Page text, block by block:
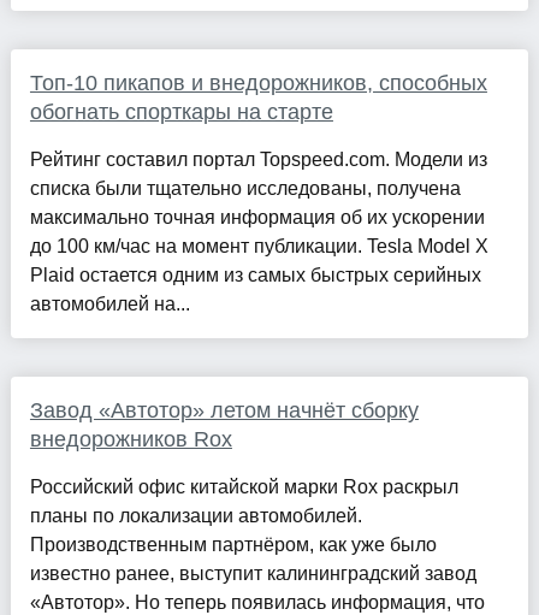
Топ-10 пикапов и внедорожников, способных
обогнать спорткары на старте
Рейтинг составил портал Topspeed.com. Модели из
списка были тщательно исследованы, получена
максимально точная информация об их ускорении
до 100 км/час на момент публикации. Tesla Model X
Plaid остается одним из самых быстрых серийных
автомобилей на...
Завод «Автотор» летом начнёт сборку
внедорожников Rox
Российский офис китайской марки Rox раскрыл
планы по локализации автомобилей.
Производственным партнёром, как уже было
известно ранее, выступит калининградский завод
«Автотор». Но теперь появилась информация, что